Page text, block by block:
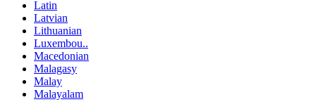
Latin
Latvian
Lithuanian
Luxembou..
Macedonian
Malagasy
Malay
Malayalam